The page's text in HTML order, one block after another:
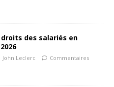
des salariés en
John Leclerc
Commentaires